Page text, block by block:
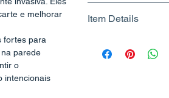
e melhorar
fortes para
parede
o
intencionais
Item Details
Manufacturer/